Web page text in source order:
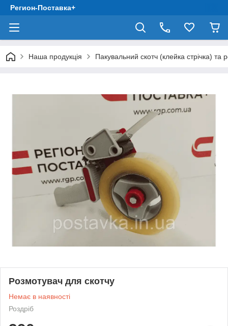
Регион-Поставка+
Наша продукція Пакувальний скотч (клейка стрічка) та
Розмотувач для скотчу
Немає в наявності
Роздріб